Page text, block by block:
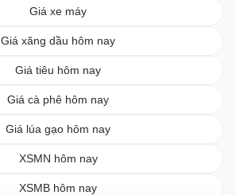
Giá xe máy
Giá xăng dầu hôm nay
Giá tiêu hôm nay
Giá cà phê hôm nay
Giá lúa gạo hôm nay
XSMN hôm nay
XSMB hôm nay